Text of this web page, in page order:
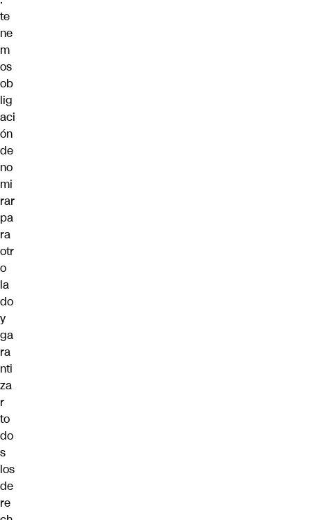
te
ne
m
os
ob
lig
aci
ón
de
no
mi
rar
pa
ra
otr
o
la
do
y
ga
ra
nti
za
r
to
do
s
los
de
re